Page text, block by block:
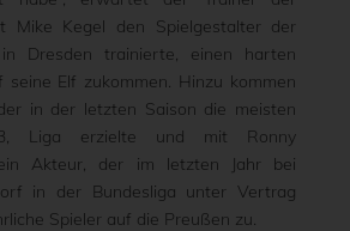
Mike Kegel den Spielgestalter der
Dresden trainierte, einen harten
seine Elf zukommen. Hinzu kommen
in der letzten Saison die meisten
Liga erzielte und mit Ronny
Akteur, der im letzten Jahr bei
in der Bundesliga unter Vertrag
Spieler auf die Preußen zu.